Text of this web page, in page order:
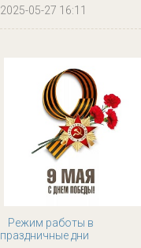
2025-05-27 16:11
Режим работы в
праздничные дни